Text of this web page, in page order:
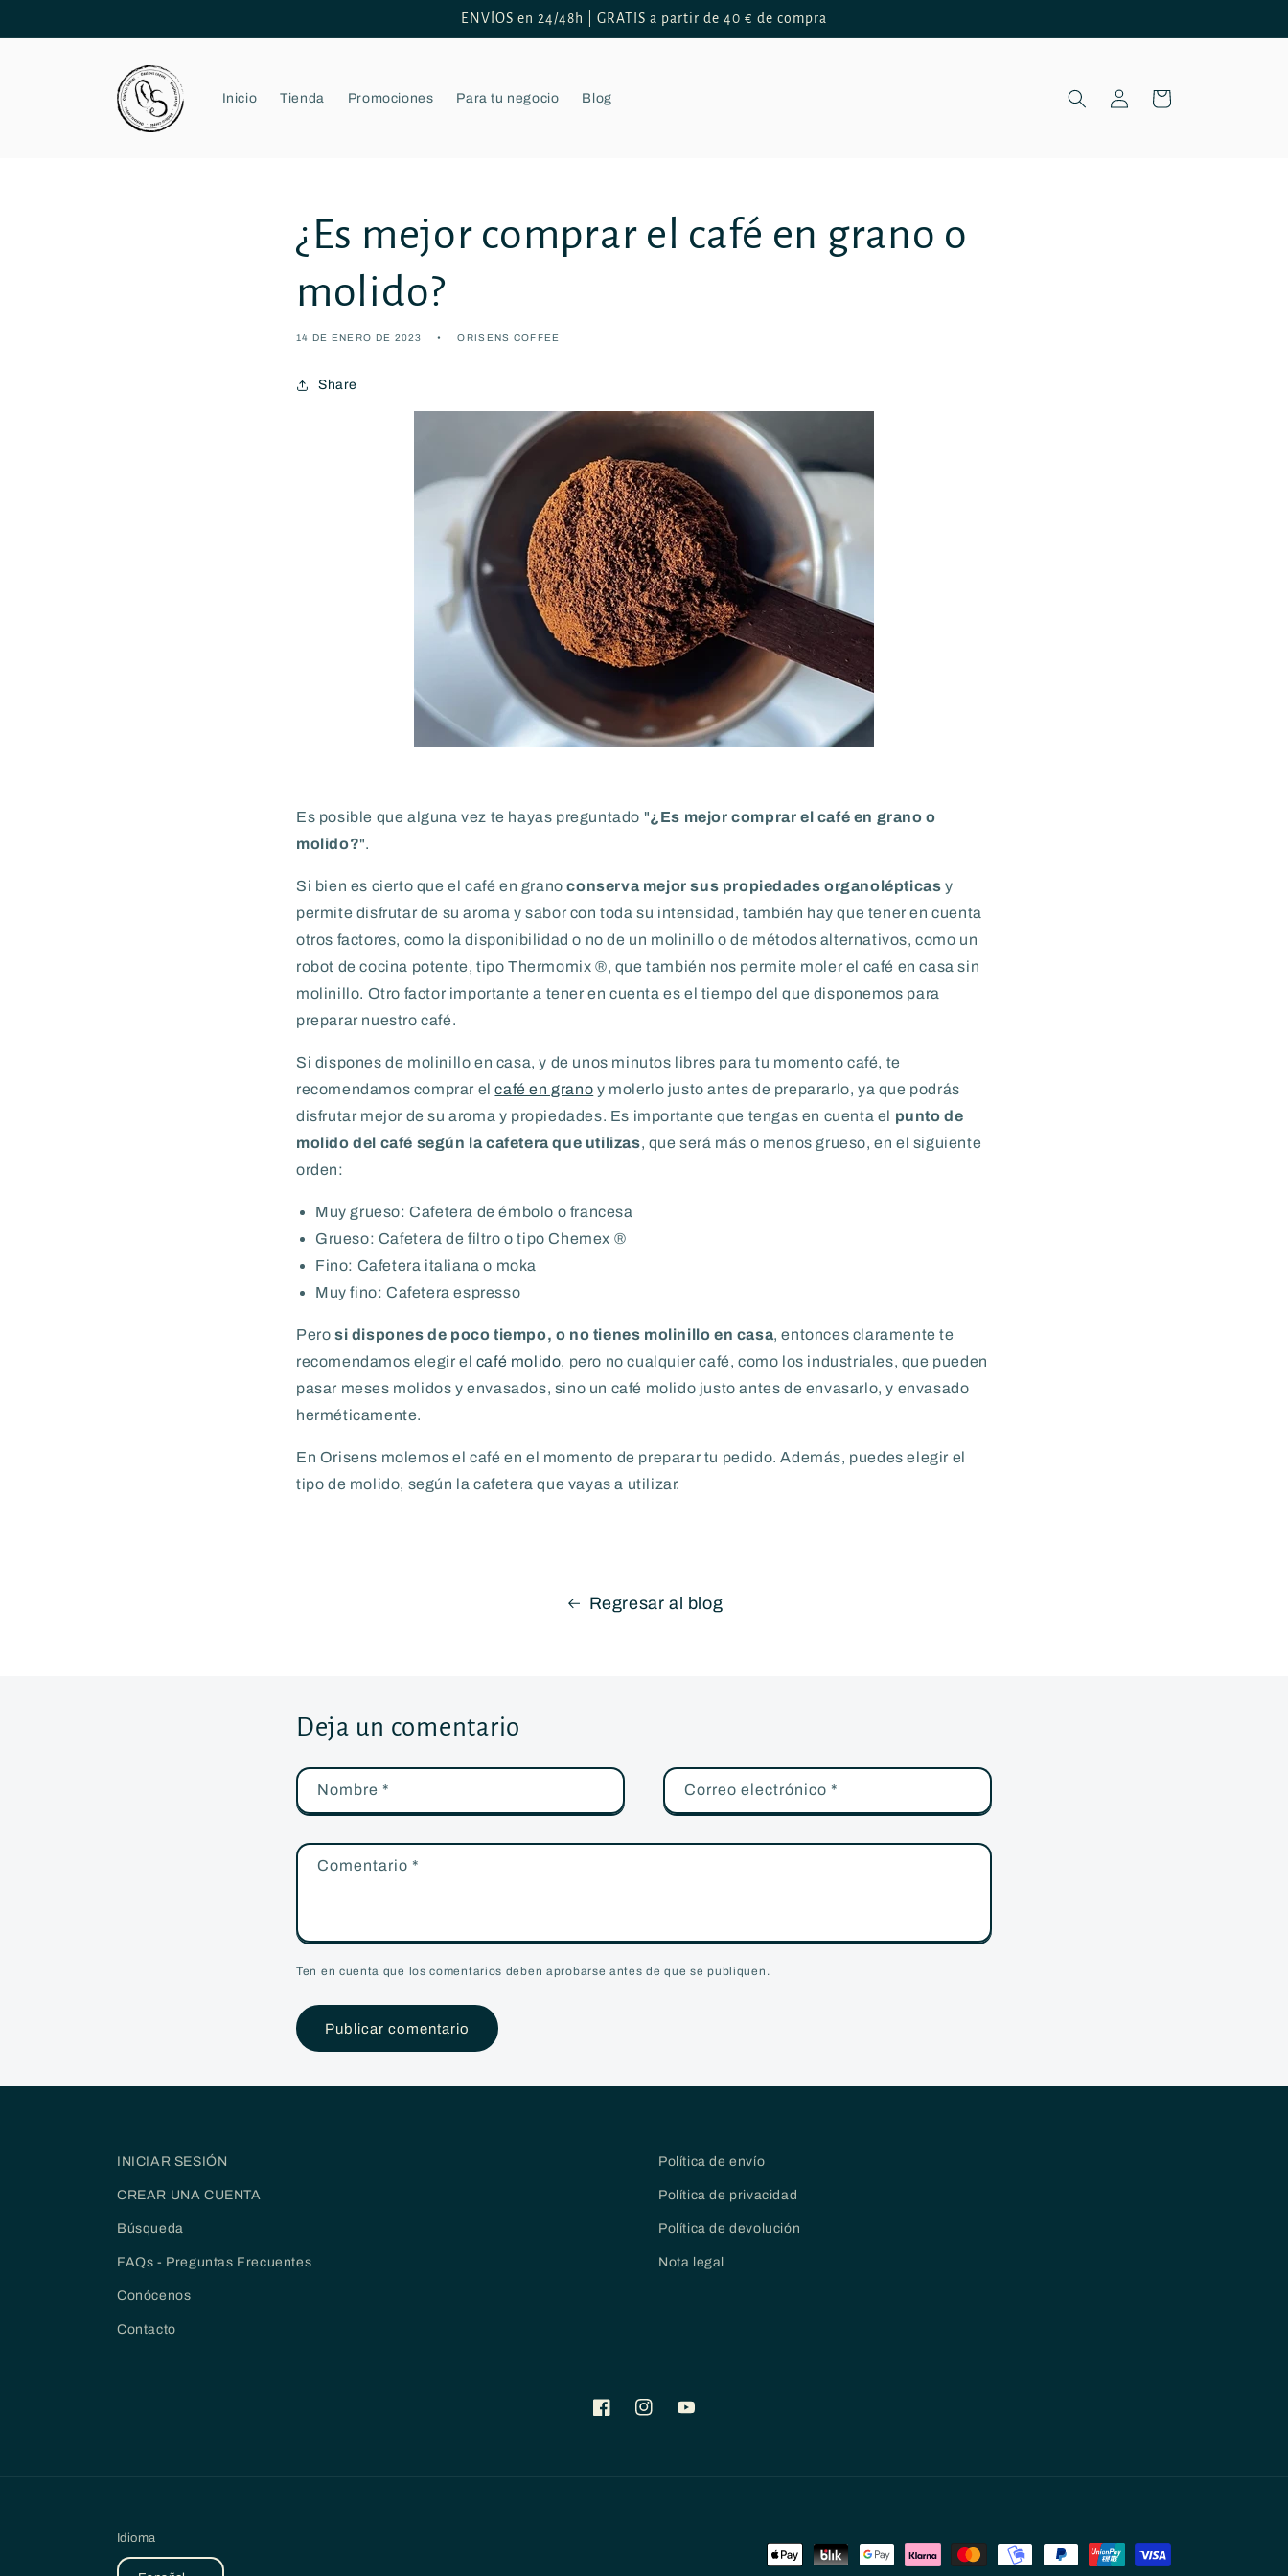
al contenido
ENVÍOS en 24/48h | GRATIS a partir de 40 € de compra
Inicio Tienda Promociones Para tu negocio Blog
sesión
Carrito
¿Es mejor comprar el café en grano o
molido?
14 DE ENERO DE 2023 ORISENS COFFEE
Share
Es posible que alguna vez te hayas preguntado "¿Es mejor comprar el café en grano o
molido?".
Si bien es cierto que el café en grano conserva mejor sus propiedades organolépticas y
permite disfrutar de su aroma y sabor con toda su intensidad, también hay que tener en cuenta
otros factores, como la disponibilidad o no de un molinillo o de métodos alternativos, como un
robot de cocina potente, tipo Thermomix ®, que también nos permite moler el café en casa sin
molinillo. Otro factor importante a tener en cuenta es el tiempo del que disponemos para
preparar nuestro café.
Si dispones de molinillo en casa, y de unos minutos libres para tu momento café, te
recomendamos comprar el café en grano y molerlo justo antes de prepararlo, ya que podrás
disfrutar mejor de su aroma y propiedades. Es importante que tengas en cuenta el punto de
molido del café según la cafetera que utilizas, que será más o menos grueso, en el siguiente
orden:
Muy grueso: Cafetera de émbolo o francesa
Grueso: Cafetera de filtro o tipo Chemex ®
Fino: Cafetera italiana o moka
Muy fino: Cafetera espresso
Pero si dispones de poco tiempo, o no tienes molinillo en casa, entonces claramente te
recomendamos elegir el café molido, pero no cualquier café, como los industriales, que pueden
pasar meses molidos y envasados, sino un café molido justo antes de envasarlo, y envasado
herméticamente.
En Orisens molemos el café en el momento de preparar tu pedido. Además, puedes elegir el
tipo de molido, según la cafetera que vayas a utilizar.
Regresar al blog
Deja un comentario
Nombre * Correo electrónico *
Comentario *
Ten en cuenta que los comentarios deben aprobarse antes de que se publiquen.
INICIAR SESIÓN
CREAR UNA CUENTA
Búsqueda
FAQs - Preguntas Frecuentes
Conócenos
Contacto
Política de envío
Política de privacidad
Política de devolución
Nota legal
FacebookInstagramYouTube
Idioma
Formas